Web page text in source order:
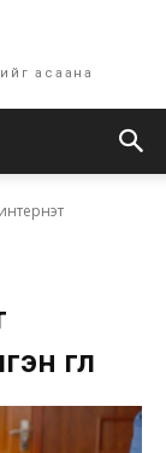
асаана
өглөө